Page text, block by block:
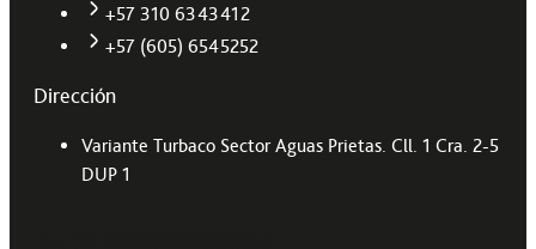
+57 310 6343412
+57 (605) 6545252
Dirección
Variante Turbaco Sector Aguas Prietas. Cll. 1 Cra. 2-5
DUP 1